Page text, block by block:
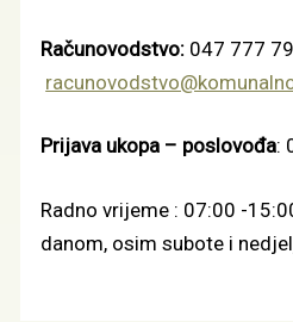
Računovodstvo: 047 777
Prijava ukopa – poslovođa:
Radno vrijeme : 07:00 -
danom, osim subote i